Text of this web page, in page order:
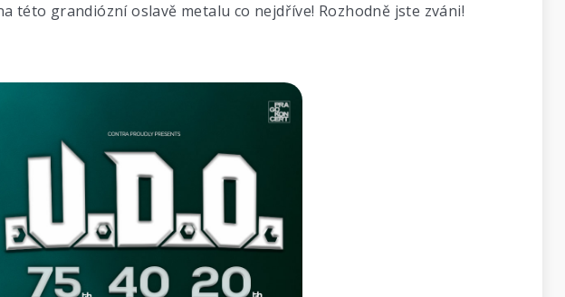
této grandiózní oslavě metalu co nejdříve! Rozhodně jste zváni!